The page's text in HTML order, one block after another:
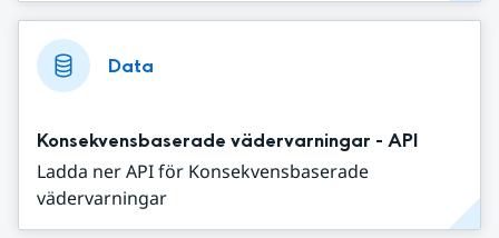
Data
Konsekvensbaserade vädervarningar - API
Ladda ner API för Konsekvensbaserade
vädervarningar